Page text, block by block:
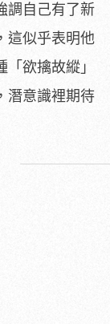
調自己有了新
這似乎表明他
欲擒故縱」
潛意識裡期待